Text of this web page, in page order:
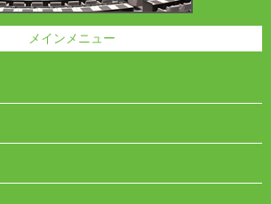
メインメニュー